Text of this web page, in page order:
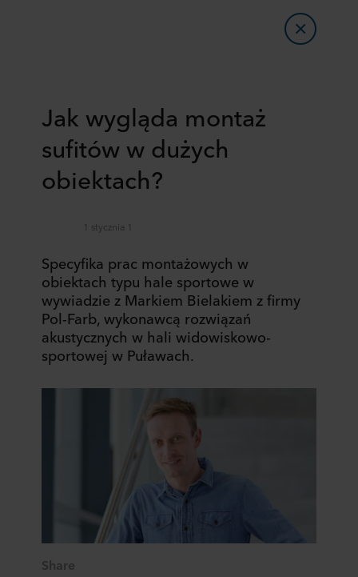
Jak wygląda montaż
sufitów w dużych
obiektach?
1 stycznia 1
Specyfika prac montażowych w
obiektach typu hale sportowe w
wywiadzie z Markiem Bielakiem z firmy
Pol-Farb, wykonawcą rozwiązań
akustycznych w hali widowiskowo-
sportowej w Puławach.
Share